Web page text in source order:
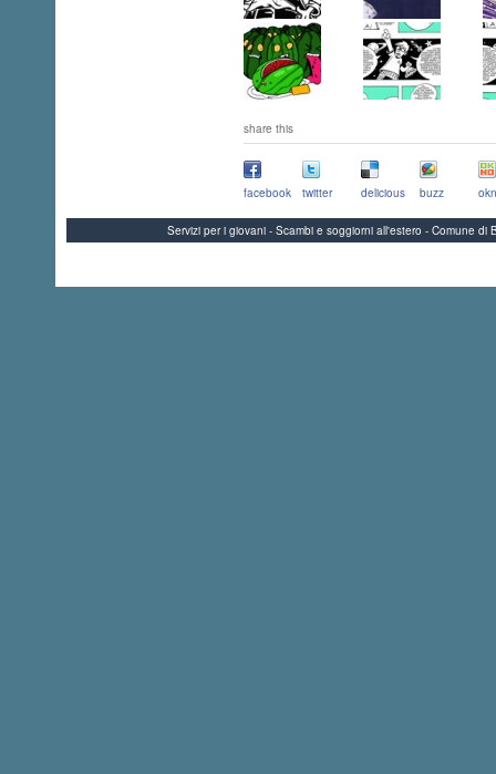
share this
facebook twitter delicious buzz
Servizi per i giovani - Scambi e soggiorni all'estero - Comune